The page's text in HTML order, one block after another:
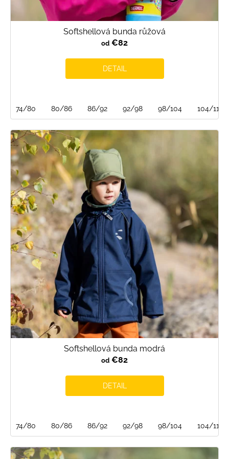
Softshellová bunda růžová
od €82
DETAIL
74/80 80/86 86/92 92/98 98/104 104/110
Softshellová bunda modrá
od €82
DETAIL
74/80 80/86 86/92 92/98 98/104 104/110